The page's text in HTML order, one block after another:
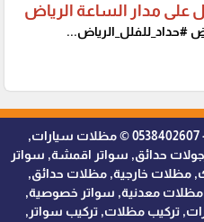
على مدار الساعة الرياض
#حداد_للفلل_الرياض...
ظلال التميز للمظلات والسواتر - 0538402607 © مظلات سيارات,
حدائق, سواتر اقمشة, سواتر
مظلات خارجية, مظلات حدائق,
معدنية, سواتر خصوصية,
تركيب مظلات, تركيب سواتر,